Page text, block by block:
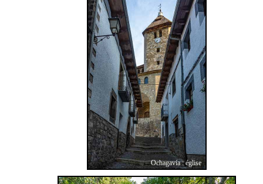
Ochagavía : église